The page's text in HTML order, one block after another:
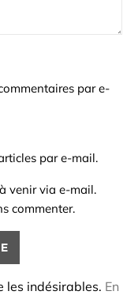
par e-
par e-mail.
venir via e-mail.
commenter.
les indésirables. En